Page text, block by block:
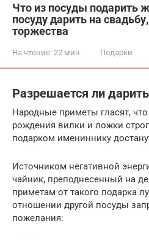
Что из посуды подарить
посуду дарить на
торжества
На чтение: 22 мин Подарки
Разрешается ли
Народные приметы гласят,
рождения вилки и ложки
подарком имениннику
Источником негативной
чайник, преподнесенный на
приметам от такого подарка
отношении другой посуды
пожелания: